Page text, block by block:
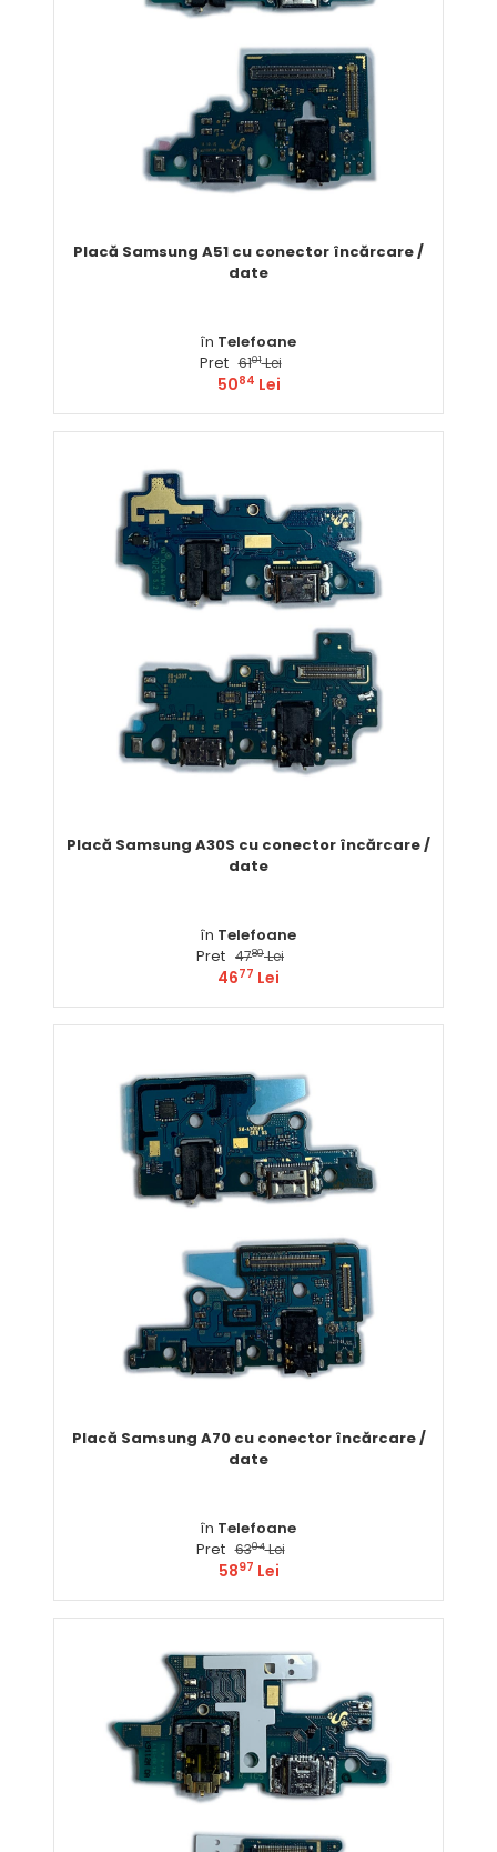
Placă Samsung A51 cu conector încărcare /
date
în Telefoane
Pret 6101Lei
5084 Lei
Placă Samsung A30S cu conector încărcare /
date
în Telefoane
Pret 4780Lei
4677 Lei
Placă Samsung A70 cu conector încărcare /
date
în Telefoane
Pret 6304Lei
5897 Lei